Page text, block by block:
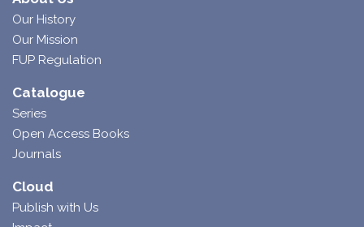
Our History
Our Mission
FUP Regulation
Catalogue
Series
Open Access Books
Journals
Cloud
Publish with Us